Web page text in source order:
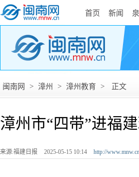
首页 新闻
闽南网 > 漳州 > 漳州教育 > 正文
漳州市“四带”进福
来源:福建日报 2025-05-15 10:14 http://